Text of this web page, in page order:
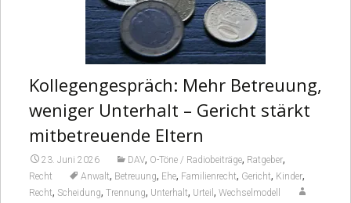
Kollegengespräch: Mehr Betreuung,
weniger Unterhalt – Gericht stärkt
mitbetreuende Eltern
23. Juni 2026 DAV, O-Töne / Radiobeiträge, Ratgeber,
Recht Anwalt, Betreuung, Ehe, Familienrecht, Gericht, Kinder,
Recht, Scheidung, Trennung, Unterhalt, Urteil , Wechselmodell